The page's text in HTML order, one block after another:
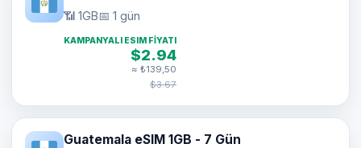
📶 1GB📅 1 gün
KAMPANYALI ESIM FIYATI
$2.94
≈ ₺139,50
$3.67
Guatemala eSIM 1GB - 7 Gün